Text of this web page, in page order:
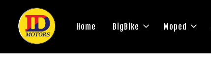
Home BigBike Moped